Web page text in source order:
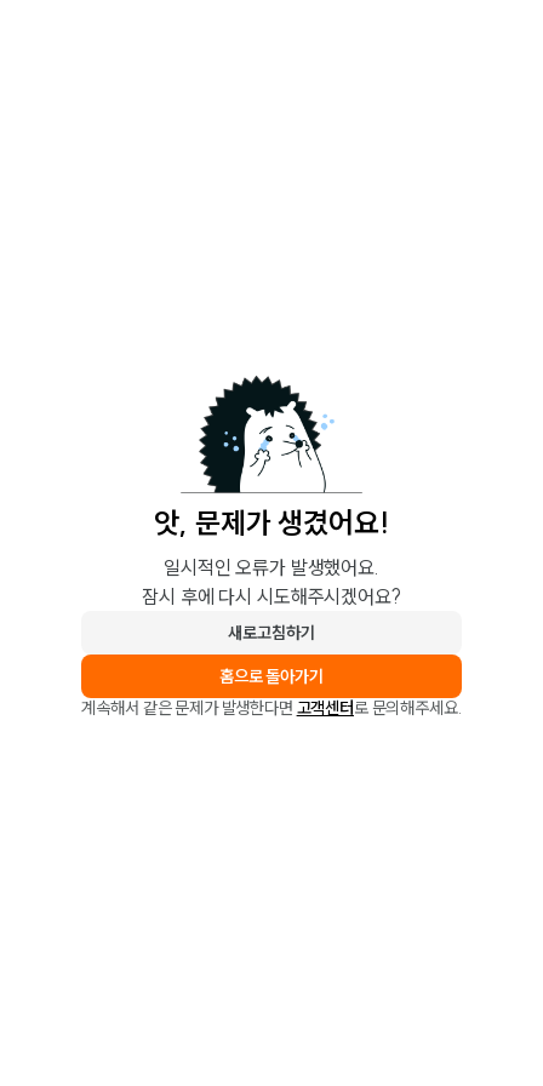
앗, 문제가 생겼어요!
일시적인 오류가 발생했어요.
잠시 후에 다시 시도해주시겠어요?
새로고침하기
홈으로 돌아가기
계속해서 같은 문제가 발생한다면 고객센터로 문의해주세요.